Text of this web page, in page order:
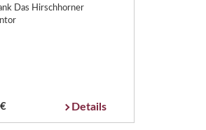
Das Hirschhorner
Details